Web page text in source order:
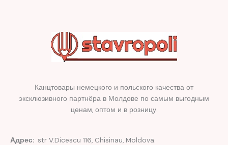
Канцтовары немецкого и польского качества от
эксклюзивного партнёра в Молдове по самым выгодным
ценам, оптом и в розницу.
Адрес: str V.Dicescu 116, Chisinau, Moldova.